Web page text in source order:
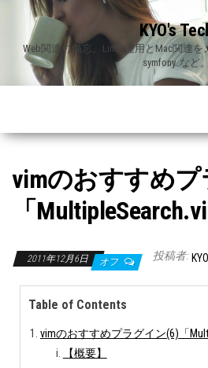
content
KYO's
Web関連の備忘。Linux運用とMac関連を
symfony..など
vimのおすすめ
「
2011年12月6日 オフ 投稿者: KYO
Table of Contents
vimのおすすめプラグイン(6)「
【概要】